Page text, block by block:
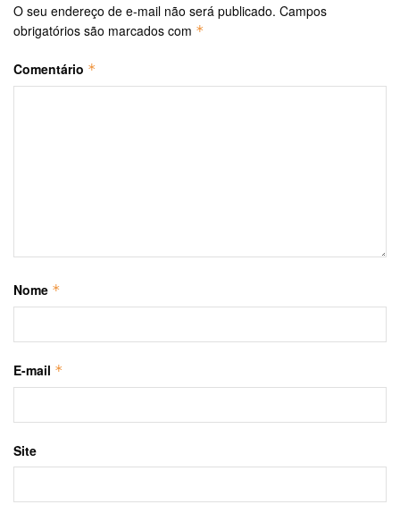
O seu endereço de e-mail não será publicado. Campos
obrigatórios são marcados com *
Comentário *
Nome *
E-mail *
Site